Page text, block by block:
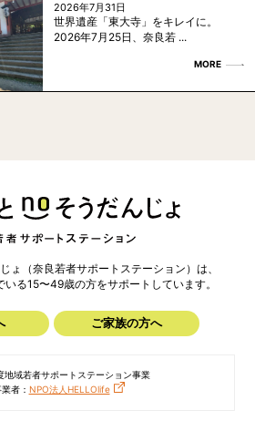
2026年7月31日
世界遺産「東大寺」をキレイに。
2026年7月25日、奈良若 ...
MORE
ょ（奈良若者サポートステーション）は、
いる15〜49歳の方をサポートしています。
ご家族の方へ
地域若者サポートステーション事業
者： NPO法人HELLOlife